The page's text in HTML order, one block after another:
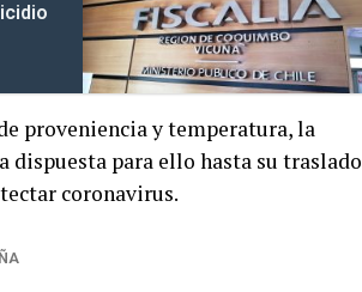
proveniencia y temperatura, la
dispuesta para ello hasta su traslado
coronavirus.